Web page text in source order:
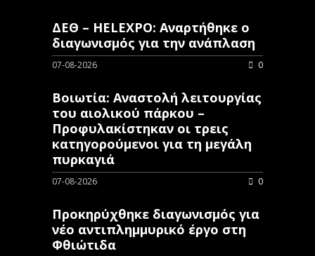
ΔΕΘ – HELEXPO: Αναρτήθηκε ο
διαγωνισμός για την ανάπλαση
07-08-2026 0
Βοιωτία: Αναστολή λειτουργίας
του αιολικού πάρκου –
Προφυλακίστηκαν οι τρεις
κατηγορούμενοι για τη μεγάλη
πυρκαγιά
07-08-2026 0
Προκηρύχθηκε διαγωνισμός για
νέo αντιπλημμυρικό έργο στη
Φθιώτιδα